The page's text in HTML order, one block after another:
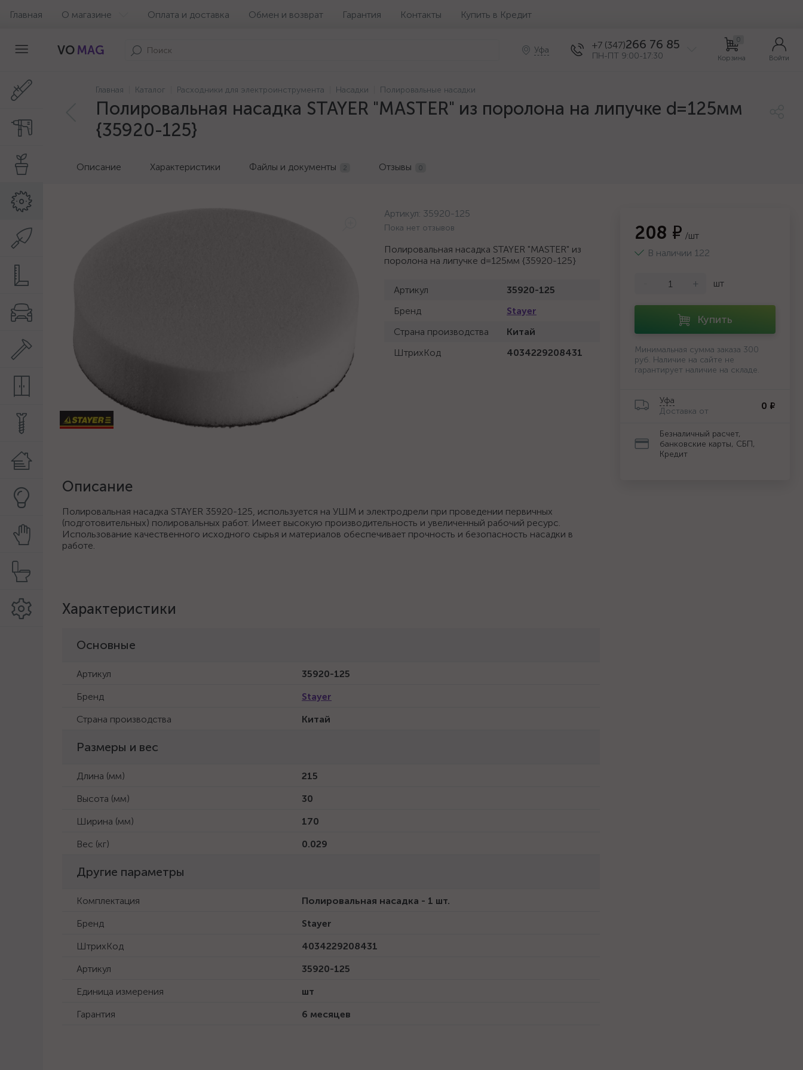
Главная О магазине Оплата и доставка Обмен и возврат Гарантия Контакты Купить в Кредит
VO MAG Уфа +7 (347)266 76 85
ПН-ПТ 9:00-17:30
0
Корзина Войти
Главная Каталог Расходники для электроинструмента Насадки Полировальные насадки
Полировальная насадка STAYER "MASTER" из поролона на липучке d=125мм
{35920-125}
Описание Характеристики Файлы и документы 2 Отзывы 0
Артикул: 35920-125
Пока нет отзывов
Полировальная насадка STAYER "MASTER" из
поролона на липучке d=125мм {35920-125}
Артикул
35920-125
Бренд
Stayer
Страна производства
Китай
ШтрихКод
4034229208431
Описание
Полировальная насадка STAYER 35920-125, используется на УШМ и электродрели при проведении первичных
(подготовительных) полировальных работ. Имеет высокую производительность и увеличенный рабочий ресурс.
Использование качественного исходного сырья и материалов обеспечивает прочность и безопасность насадки в
работе.
Характеристики
Основные
Артикул
35920-125
Бренд
Stayer
Страна производства
Китай
Размеры и вес
Длина (мм)
215
Высота (мм)
30
Ширина (мм)
170
Вес (кг)
0.029
Другие параметры
Комплектация
Полировальная насадка - 1 шт.
Бренд
Stayer
ШтрихКод
4034229208431
Артикул
35920-125
Единица измерения
шт
Гарантия
6 месяцев
208 ₽ /шт
В наличии 122
+ шт
Купить
Минимальная сумма заказа 300
руб. Наличие на сайте не
гарантирует наличие на складе.
Уфа
Доставка от
0 ₽
Безналичный расчет,
банковские карты, СБП,
Кредит